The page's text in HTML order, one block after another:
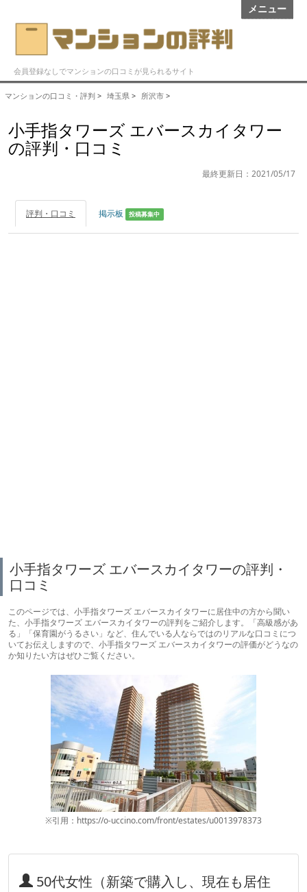
メニュー
会員登録なしでマンションの口コミが見られるサイト
マンションの口コミ・評判 > 埼玉県 > 所沢市 >
小手指タワーズ エバースカイタワー
の評判・口コミ
最終更新日：2021/05/17
評判・口コミ 掲示板 投稿募集中
小手指タワーズ エバースカイタワーの評判・
口コミ
このページでは、小手指タワーズ エバースカイタワーに居住中の方から聞い
た、小手指タワーズ エバースカイタワーの評判をご紹介します。「高級感があ
る」「保育園がうるさい」など、住んでいる人ならではのリアルな口コミにつ
いてお伝えしますので、小手指タワーズ エバースカイタワーの評価がどうなの
か知りたい方はぜひご覧ください。
※引用：https://o-uccino.com/front/estates/u0013978373
50代女性（新築で購入し、現在も居住